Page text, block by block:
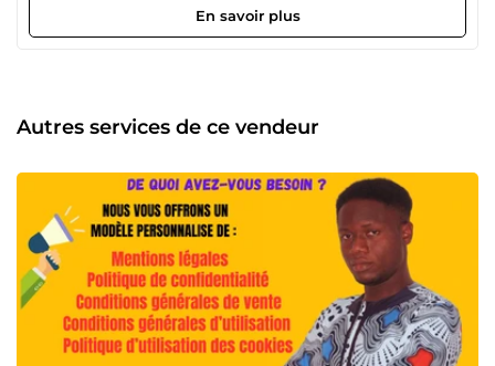
complète pour le remplissage des livrets (1 &amp; 2), mise
en valeur des compétences et structuration des
éditoriale pour booster visibilité et crédibilité en ligne. 💡
Ma promesse : vous faire gagner du temps, éviter les
professionnels, clairs et adaptés à vos besoins. 👉
Contactez-moi dès aujourd’hui pour discuter de votre
projet.
En savoir plus
Autres services de ce vendeur